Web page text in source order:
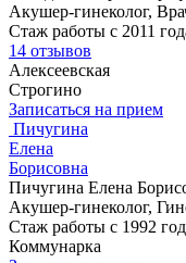
Акушер-гинеколог,
Стаж работы с 2011
14 отзывов
Алексеевская
Строгино
Записаться на прием
Пичугина
Елена
Борисовна
Пичугина Елена
Акушер-гинеколог,
Стаж работы с 1992
Коммунарка